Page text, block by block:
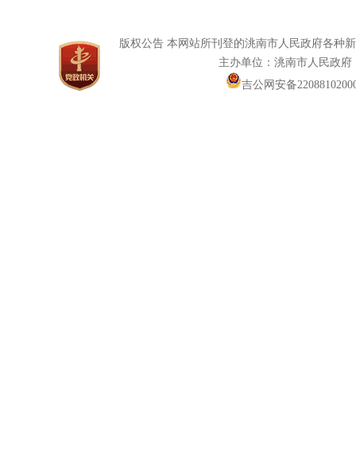
版权公告 本网站所刊登的洮南市人民政府各种
主办单位：洮南市人民政
吉公网安备